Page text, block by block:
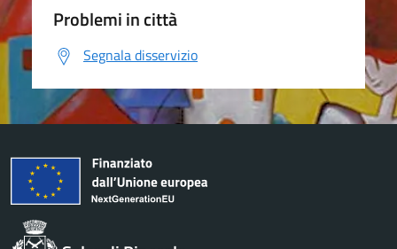
Problemi in città
Segnala disservizio